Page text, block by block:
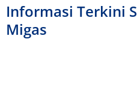
Informasi Terkini
Migas